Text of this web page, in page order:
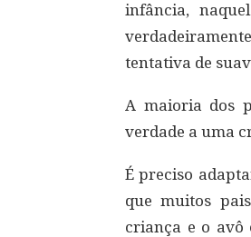
infância,
tentativa de
A maioria dos
verdade a uma
É preciso
que muitos
criança e o avô